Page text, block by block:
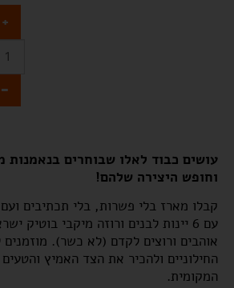
+
-
עושים כבוד לאלו שבוחרים
וחופש היצירה שלהם!
קבלו מארז בלי פשרות, בלי תכתיבים
עם 6 יינות לבנים ורוזה מיקבי בוטיק
אוהבים ורוצים לקדם (לא כשר). מוזמנים
החילוניים ולהכיר את הצד האמיץ
המקומית.